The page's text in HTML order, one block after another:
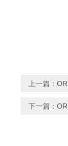
上一篇：
下一篇：